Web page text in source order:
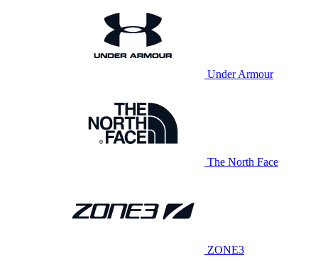
Under Armour
The North Face
ZONE3